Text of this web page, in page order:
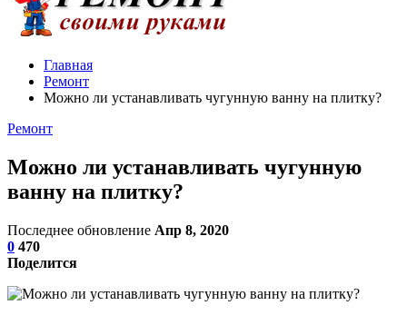
Главная
Ремонт
Можно ли устанавливать чугунную ванну на плитку?
Ремонт
Можно ли устанавливать чугунную
ванну на плитку?
Последнее обновление Апр 8, 2020
0 470
Поделится